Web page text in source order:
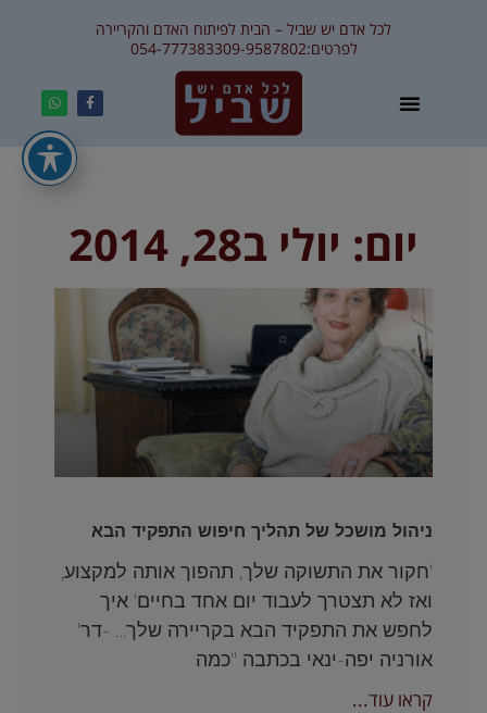
לכל אדם יש שביל – הבית לפיתוח האדם והקריירה
לפרטים:09-9587802
054-7773833
יום: יולי ב28, 2014
ניהול מושכל של תהליך חיפוש התפקיד הבא
'חקור את התשוקה שלך, תהפוך אותה למקצוע,
ואז לא תצטרך לעבוד יום אחד בחיים' איך
לחפש את התפקיד הבא בקריירה שלך… -דר'
אורניה יפה-ינאי בכתבה "כמה
קראו עוד...